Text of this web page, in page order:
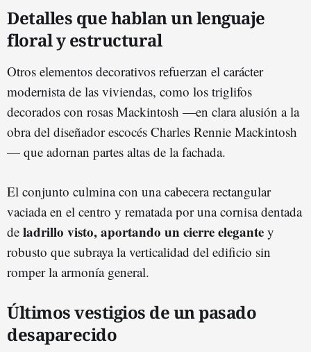
Detalles que hablan un lenguaje
floral y estructural
Otros elementos decorativos refuerzan el carácter
modernista de las viviendas, como los triglifos
decorados con rosas Mackintosh —en clara alusión a la
obra del diseñador escocés Charles Rennie Mackintosh
— que adornan partes altas de la fachada.
El conjunto culmina con una cabecera rectangular
vaciada en el centro y rematada por una cornisa dentada
de ladrillo visto, aportando un cierre elegante y
robusto que subraya la verticalidad del edificio sin
romper la armonía general.
Últimos vestigios de un pasado
desaparecido